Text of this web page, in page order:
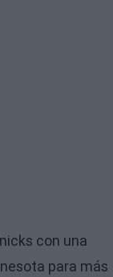
con una
para más